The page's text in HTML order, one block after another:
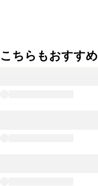
こちらもおすすめ